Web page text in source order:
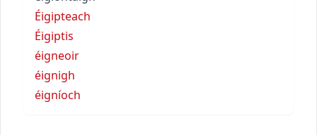
Éigipteach
Éigiptis
éigneoir
éignigh
éigníoch